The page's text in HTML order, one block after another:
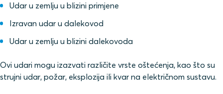
Udar u zemlju u blizini primjene
Izravan udar u dalekovod
Udar u zemlju u blizini dalekovoda
Ovi udari mogu izazvati različite vrste oštećenja, kao što su
strujni udar, požar, eksplozija ili kvar na električnom sustavu.